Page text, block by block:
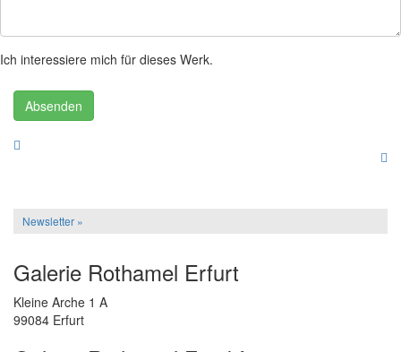
Ich interessiere mich für dieses Werk.
Absenden
Newsletter »
Galerie Rothamel Erfurt
Kleine Arche 1 A
99084 Erfurt